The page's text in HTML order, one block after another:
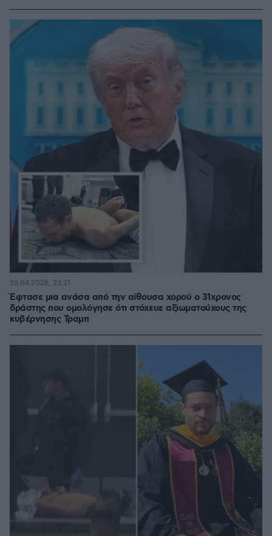
Έφτασε μια ανάσα από την αίθουσα χορού ο 31χρονος
δράστης που ομολόγησε ότι στόχευε αξιωματούχους της
κυβέρνησης Τραμπ
26.04.2026, 23:21